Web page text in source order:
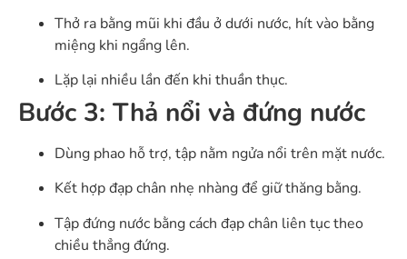
Thở ra bằng mũi khi đầu ở dưới nước, hít vào bằng
miệng khi ngẩng lên.
Lặp lại nhiều lần đến khi thuần thục.
Bước 3: Thả nổi và đứng nước
Dùng phao hỗ trợ, tập nằm ngửa nổi trên mặt nước.
Kết hợp đạp chân nhẹ nhàng để giữ thăng bằng.
Tập đứng nước bằng cách đạp chân liên tục theo
chiều thẳng đứng.